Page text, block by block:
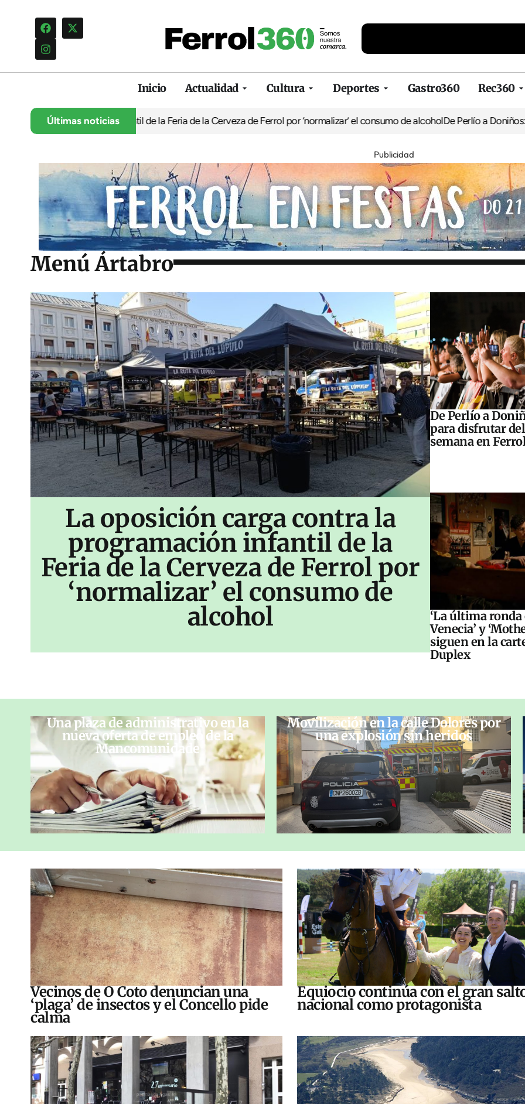
Inicio Actualidad Cultura Deportes Gastro360 Rec360
Últimas noticias
infantil de la Feria de la Cerveza de Ferrol por ‘normalizar’ el consumo de alcoholDe Perlío a Doniños: guía para
Publicidad
Menú Ártabro
La oposición carga contra la
programación infantil de la
Feria de la Cerveza de Ferrol por
‘normalizar’ el consumo de
alcohol
De Perlío a
para disfrutar
semana en
‘La última ronda
Venecia’ y
siguen en la
Duplex
Una plaza de administrativo en la
nueva oferta de empleo de la
Mancomunidade
Movilización en la calle Dolores por
una explosión sin heridos
Vecinos de O Coto denuncian una
‘plaga’ de insectos y el Concello pide
calma
Equiocio continúa con el gran
nacional como protagonista